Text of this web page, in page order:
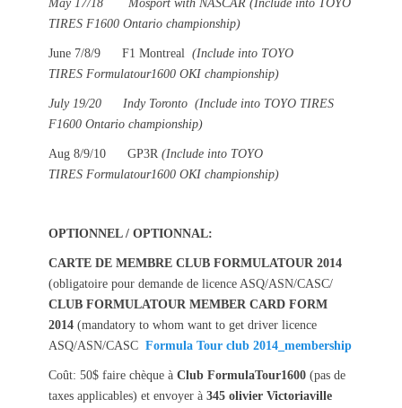
May 17/18 Mosport with NASCAR (Include into TOYO
TIRES F1600 Ontario championship)
June 7/8/9 F1 Montreal (Include into TOYO
TIRES Formulatour1600 OKI championship)
July 19/20 Indy Toronto (Include into TOYO TIRES
F1600 Ontario championship)
Aug 8/9/10 GP3R (Include into TOYO
TIRES Formulatour1600 OKI championship)
OPTIONNEL / OPTIONNAL:
CARTE DE MEMBRE CLUB FORMULATOUR 2014
(obligatoire pour demande de licence ASQ/ASN/CASC/
CLUB FORMULATOUR MEMBER CARD FORM
2014 (mandatory to whom want to get driver licence
ASQ/ASN/CASC Formula Tour club 2014_membership
Coût: 50$ faire chèque à Club FormulaTour1600 (pas de
taxes applicables) et envoyer à 345 olivier Victoriaville